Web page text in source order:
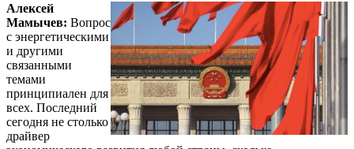
Алексей
Мамычев: Вопрос
с энергетическими
и другими
связанными
темами
принципиален для
всех. Последний
сегодня не столько
драйвер